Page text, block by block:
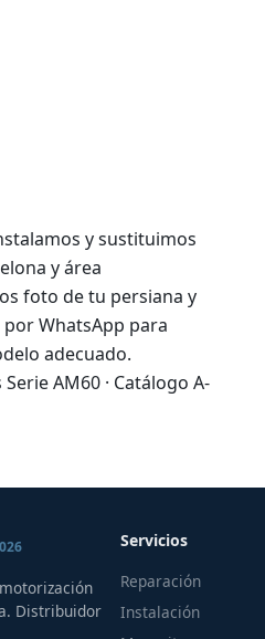
y sustituimos
y área
foto de tu persiana y
WhatsApp para
adecuado.
AM60 · Catálogo A-
Distribuidor
Servicios
Reparación
Instalación